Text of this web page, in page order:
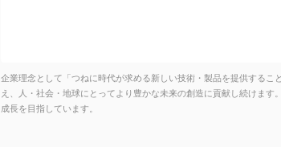
企業理念として「つねに時代が求める新しい技術・製品を提供するこ
え、人・社会・地球にとってより豊かな未来の創造に貢献し続けます
成長を目指しています。